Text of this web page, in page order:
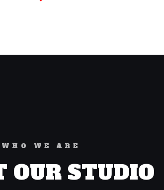
WHO WE ARE
OUR STUDIO